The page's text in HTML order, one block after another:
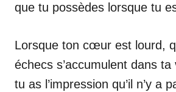
que tu possèdes lorsque tu
Lorsque ton cœur est lourd,
échecs s’accumulent dans
tu as l’impression qu’il n’y a